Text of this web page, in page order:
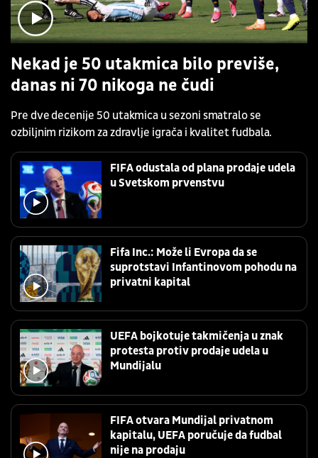
Nekad je 50 utakmica bilo previše,
danas ni 70 nikoga ne čudi
Pre dve decenije 50 utakmica u sezoni smatralo se
ozbiljnim rizikom za zdravlje igrača i kvalitet fudbala.
FIFA odustala od plana prodaje udela
u Svetskom prvenstvu
Fifa Inc.: Može li Evropa da se
suprotstavi Infantinovom pohodu na
privatni kapital
UEFA bojkotuje takmičenja u znak
protesta protiv prodaje udela u
Mundijalu
FIFA otvara Mundijal privatnom
kapitalu, UEFA poručuje da fudbal
nije na prodaju